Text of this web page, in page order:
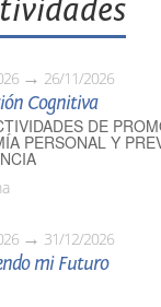
26/11/2026
Cognitiva
DE
PERSONAL Y
31/12/2026
mi Futuro